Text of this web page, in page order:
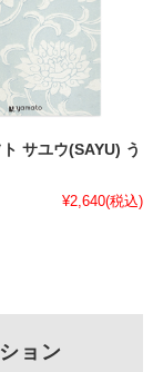
サユウ(SAYU) う
¥2,640(税込)
ョン